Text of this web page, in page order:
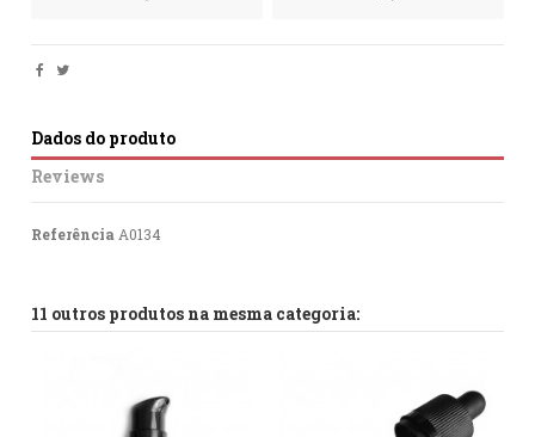
Dados do produto
Reviews
Referência A0134
11 outros produtos na mesma categoria: